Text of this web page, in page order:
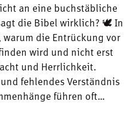
an eine buchstäbliche
die Bibel wirklich? 🕊 In
die Entrückung vor
wird und nicht erst
und Herrlichkeit.
fehlendes Verständnis
führen oft…